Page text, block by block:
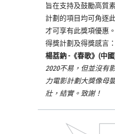
旨在支持及鼓勵高質
計劃的項目均可角逐
才可享有此獎項優惠。
得獎計劃及得獎感言：
楊荔鈉 -《春歌》(中
2020不易，但並沒有
力電影計劃大獎像母
壯，結實。致謝！